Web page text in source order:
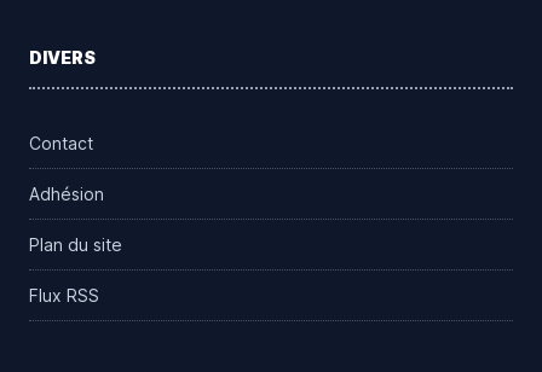
DIVERS
Contact
Adhésion
Plan du site
Flux RSS